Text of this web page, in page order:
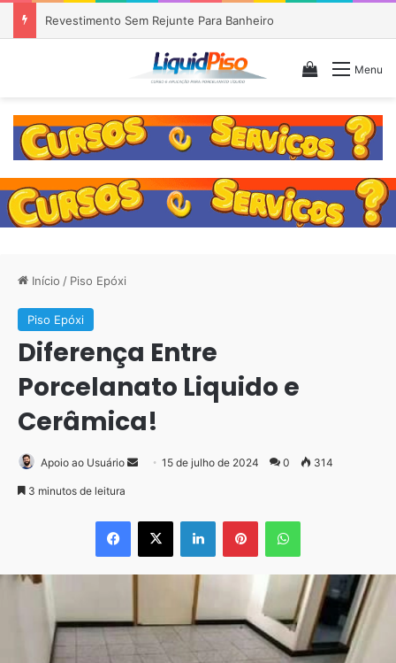
Piso Epóxi em Banheiro Anália Franco SP
Menu
Veja seu
Início / Piso Epóxi
Piso Epóxi
Diferença Entre
Porcelanato Liquido e
Cerâmica!
Apoio ao Usuário
Mande
mail
15 de julho de 2024 0 314
3 minutos de leitura
Facebook
X LinkedinPinterestWhatsApp